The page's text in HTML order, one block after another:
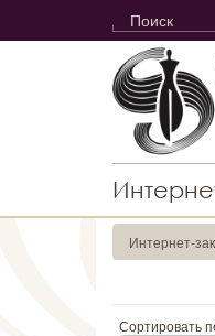
Интернет-
Сортировать